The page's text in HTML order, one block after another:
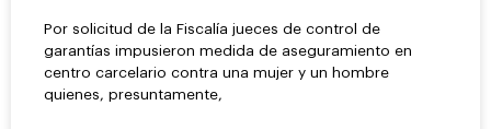
Por solicitud de la Fiscalía jueces de control de
garantías impusieron medida de aseguramiento en
centro carcelario contra una mujer y un hombre
quienes, presuntamente,